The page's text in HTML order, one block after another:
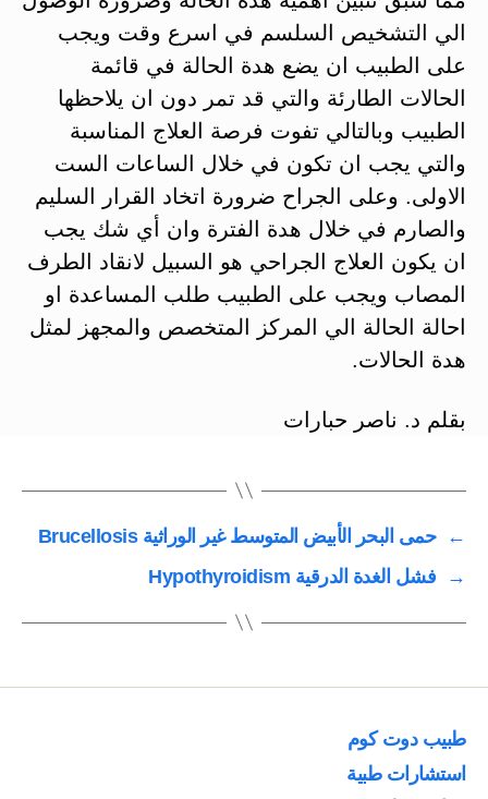
الي التشخيص السلسم في اسرع وقت ويجب
على الطبيب ان يضع هدة الحالة في قائمة
الحالات الطارئة والتي قد تمر دون ان يلاحظها
الطبيب وبالتالي تفوت فرصة العلاج المناسبة
والتي يجب ان تكون في خلال الساعات الست
الاولى. وعلى الجراح ضرورة اتخاد القرار السليم
والصارم في خلال هدة الفترة وان أي شك يجب
ان يكون العلاج الجراحي هو السبيل لانقاد الطرف
المصاب ويجب على الطبيب طلب المساعدة او
احالة الحالة الي المركز المتخصص والمجهز لمثل
هدة الحالات.
بقلم د. ناصر حبارات
←
حمى البحر الأبيض المتوسط غير الوراثية Brucellosis
→
فشل الغدة الدرقية Hypothyroidism
طبيب دوت كوم
استشارات طبية